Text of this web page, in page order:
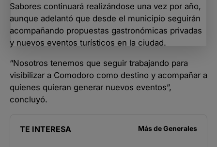
Sabores continuará realizándose una vez por año,
aunque adelantó que desde el municipio seguirán
acompañando propuestas gastronómicas privadas
y nuevos eventos turísticos en la ciudad.
“Nosotros tenemos que seguir trabajando para
visibilizar a Comodoro como destino y acompañar a
quienes quieran generar nuevos eventos”,
concluyó.
TE INTERESA Más deGenerales